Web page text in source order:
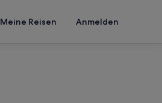
Meine Reisen Anmelden